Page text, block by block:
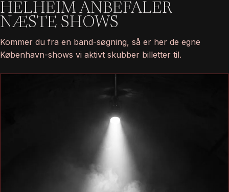
HELHEIM ANBEFALER
NÆSTE SHOWS
Kommer du fra en band-søgning, så er her de egne
København-shows vi aktivt skubber billetter til.